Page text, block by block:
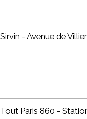
Sirvin - Avenue de
Tout Paris 860 -